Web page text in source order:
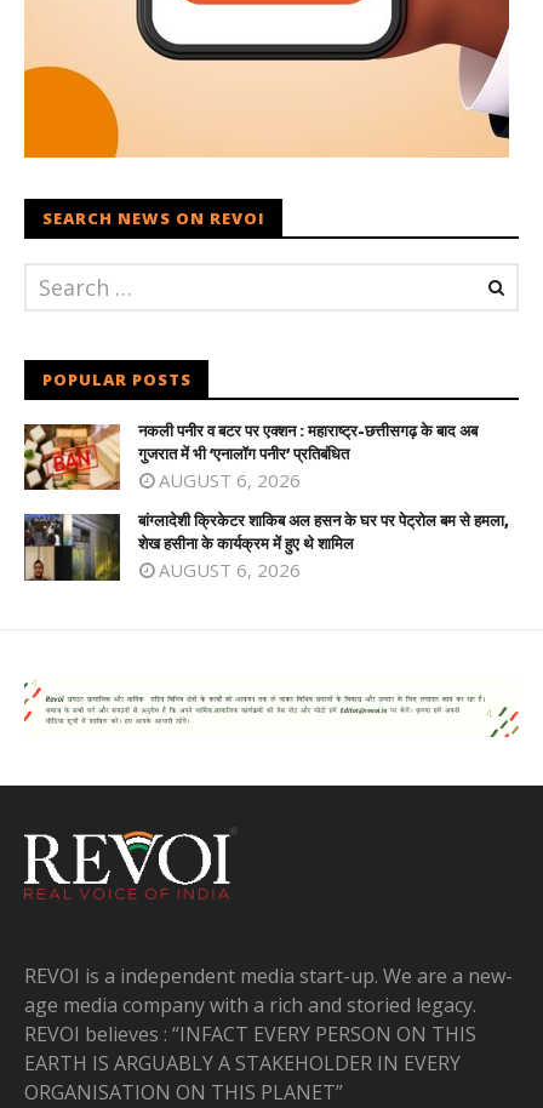
SEARCH NEWS ON REVOI
POPULAR POSTS
नकली पनीर व बटर पर एक्शन : महाराष्ट्र-छत्तीसगढ़ के बाद अब
गुजरात में भी ‘एनालॉग पनीर’ प्रतिबंधित
AUGUST 6, 2026
बांग्लादेशी क्रिकेटर शाकिब अल हसन के घर पर पेट्रोल बम से हमला,
शेख हसीना के कार्यक्रम में हुए थे शामिल
AUGUST 6, 2026
REVOI is a independent media start-up. We are a new-
age media company with a rich and storied legacy.
REVOI believes : “INFACT EVERY PERSON ON THIS
EARTH IS ARGUABLY A STAKEHOLDER IN EVERY
ORGANISATION ON THIS PLANET”